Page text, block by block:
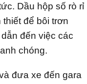
Dầu hộp số rò rỉ
để bôi trơn
đến việc các
chóng.
đưa xe đến gara